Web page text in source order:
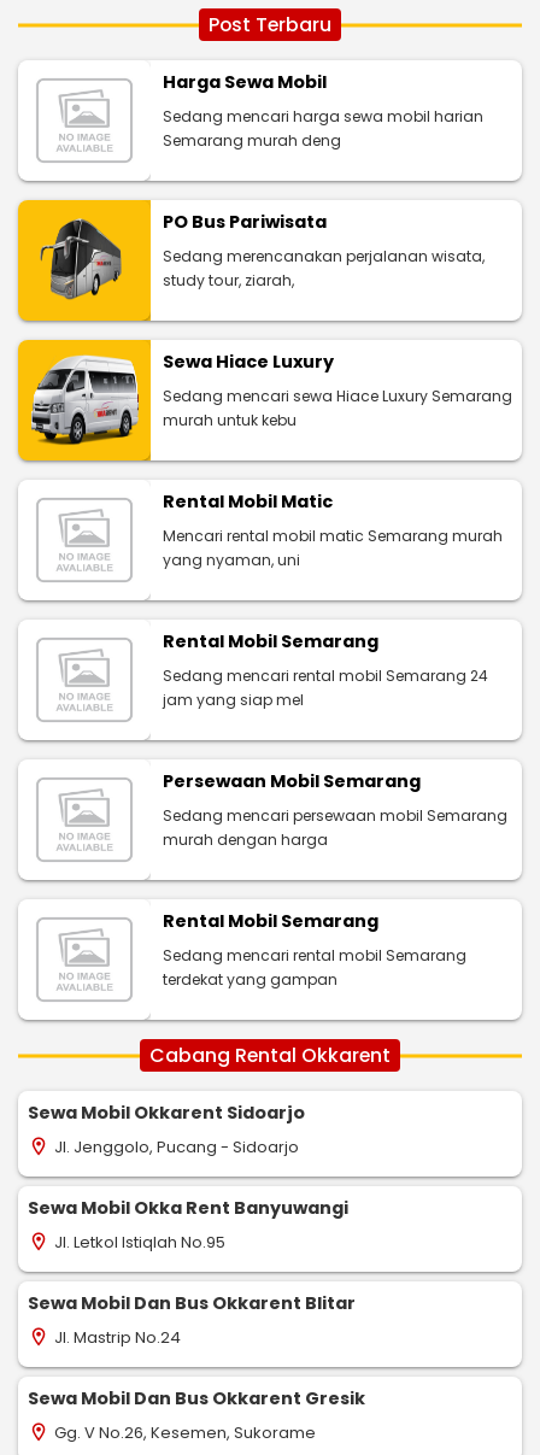
Post Terbaru
Harga Sewa Mobil
Sedang mencari harga sewa mobil harian
Semarang murah deng
PO Bus Pariwisata
Sedang merencanakan perjalanan wisata,
study tour, ziarah,
Sewa Hiace Luxury
Sedang mencari sewa Hiace Luxury Semarang
murah untuk kebu
Rental Mobil Matic
Mencari rental mobil matic Semarang murah
yang nyaman, uni
Rental Mobil Semarang
Sedang mencari rental mobil Semarang 24
jam yang siap mel
Persewaan Mobil Semarang
Sedang mencari persewaan mobil Semarang
murah dengan harga
Rental Mobil Semarang
Sedang mencari rental mobil Semarang
terdekat yang gampan
Cabang Rental Okkarent
Sewa Mobil Okkarent Sidoarjo
location_on Jl. Jenggolo, Pucang - Sidoarjo
Sewa Mobil Okka Rent Banyuwangi
location_on Jl. Letkol Istiqlah No.95
Sewa Mobil Dan Bus Okkarent Blitar
location_on Jl. Mastrip No.24
Sewa Mobil Dan Bus Okkarent Gresik
location_on Gg. V No.26, Kesemen, Sukorame